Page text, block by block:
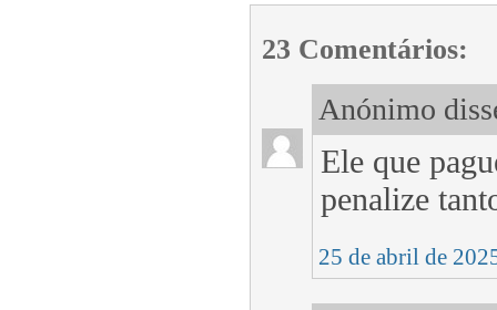
23 Comentários:
Anónimo
Ele que
penalize
25 de abril de